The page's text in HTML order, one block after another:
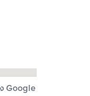
Google Map